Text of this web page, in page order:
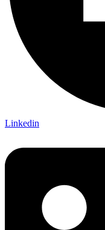
Linkedin